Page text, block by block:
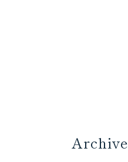
Archive